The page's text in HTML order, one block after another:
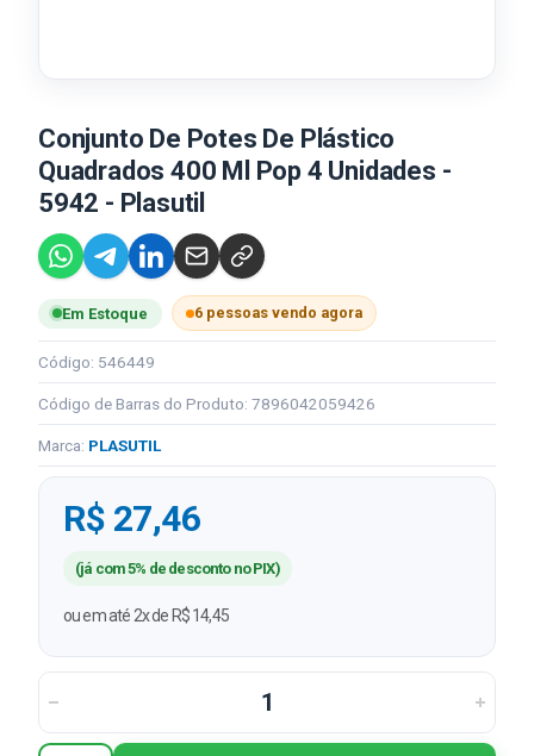
Conjunto De Potes De Plástico
Quadrados 400 Ml Pop 4 Unidades -
5942 - Plasutil
Em Estoque 6 pessoas vendo agora
Código: 546449
Código de Barras do Produto: 7896042059426
Marca: PLASUTIL
R$ 27,46
(já com 5% de desconto no PIX)
ou em até 2x de R$ 14,45